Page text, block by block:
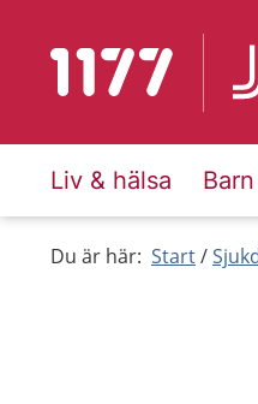
Till startsidan för 1177
Liv & hälsa
Du är här: Start